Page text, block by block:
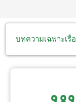
บทความเฉพาะเรื่